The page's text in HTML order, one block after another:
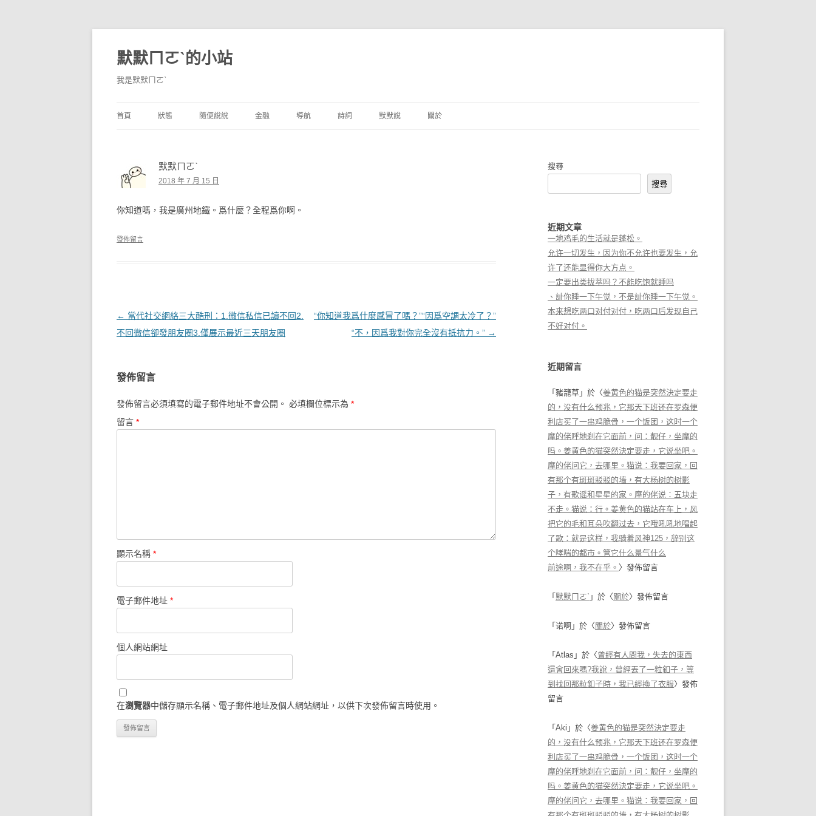
默默ㄇㄛˋ的小站
我是默默ㄇㄛˋ
首頁 狀態
獨白
隨便說說 金融
境外銀行
導航 詩詞 默默說 關於
默默ㄇㄛˋ
2018 年 7 月 15 日
你知道嗎，我是廣州地鐵。爲什麼？全程爲你啊。
發佈留言
文章導覽
← 當代社交網絡三大酷刑：1.微信私信已讀不回2.
不回微信卻發朋友圈3.僅展示最近三天朋友圈
“你知道我爲什麼感冒了嗎？”“因爲空調太冷了？”
“不，因爲我對你完全沒有抵抗力。” →
發佈留言
發佈留言必須填寫的電子郵件地址不會公開。 必填欄位標示為 *
留言 *
顯示名稱 *
電子郵件地址 *
個人網站網址
在瀏覽器中儲存顯示名稱、電子郵件地址及個人網站網址，以供下次發佈留言時使用。
搜尋
搜尋
近期文章
一地鸡毛的生活就是蓬松。
允许一切发生，因为你不允许也要发生，允
许了还能显得你大方点。
一定要出类拔萃吗？不能吃饱就睡吗
、訨你睡一下午觉，不是訨你睡一下午觉。
本来想吃两口对付对付，吃两口后发现自己
不好对付。
近期留言
「 豬籠草 」於〈姜黄色的猫是突然決定要走
的，没有什么预兆，它那天下班还在罗森便
利店买了一串鸡脆骨，一个饭团，这时一个
摩的佬呼地刹在它面前，问：靓仔，坐摩的
吗。姜黄色的猫突然決定要走，它说坐吧。
摩的佬问它，去哪里。猫说：我要回家，回
有那个有斑斑驳驳的墙，有大杨树的树影
子，有歌谣和星星的家。摩的佬说：五块走
不走。猫说：行。姜黄色的猫站在车上，风
把它的毛和耳朵吹翻过去，它哦吼吼地唱起
了歌：就是这样，我骑着风神125，辞别这
个哮喘的都市。管它什么景气什么
前途啊，我不在乎。 〉發佈留言
「 默默ㄇㄛˋ 」於〈 關於〉發佈留言
「 诺啊 」於〈 關於〉發佈留言
「 Atlas 」於〈曾經有人問我，失去的東西
還會回來嗎?我說，曾經丟了一粒釦子，等
到找回那粒釦子時，我已經換了衣服〉發佈
留言
「 Aki 」於〈姜黄色的猫是突然決定要走
的，没有什么预兆，它那天下班还在罗森便
利店买了一串鸡脆骨，一个饭团，这时一个
摩的佬呼地刹在它面前，问：靓仔，坐摩的
吗。姜黄色的猫突然決定要走，它说坐吧。
摩的佬问它，去哪里。猫说：我要回家，回